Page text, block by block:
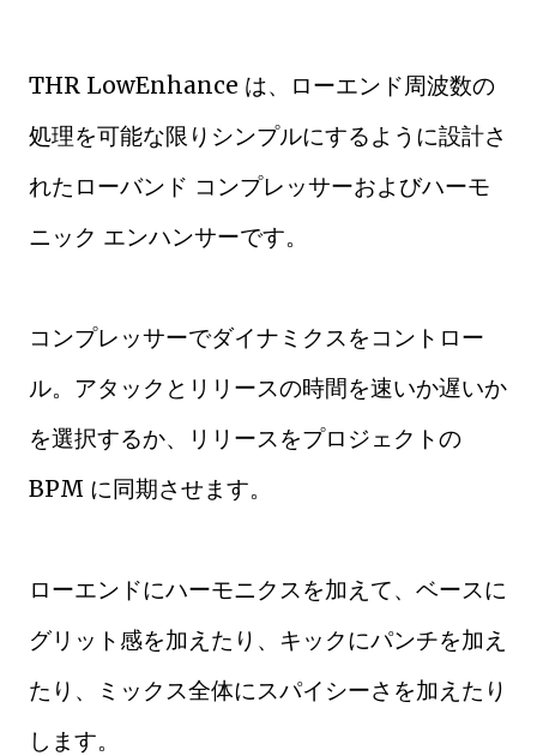
THR LowEnhance は、ローエンド周波数の
処理を可能な限りシンプルにするように設計さ
れたローバンド コンプレッサーおよびハーモ
ニック エンハンサーです。
コンプレッサーでダイナミクスをコントロー
ル。アタックとリリースの時間を速いか遅いか
を選択するか、リリースをプロジェクトの
BPM に同期させます。
ローエンドにハーモニクスを加えて、ベースに
グリット感を加えたり、キックにパンチを加え
たり、ミックス全体にスパイシーさを加えたり
します。